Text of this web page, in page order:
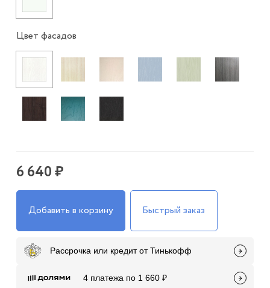
Цвет фасадов
6 640 ₽
Добавить в корзину Быстрый заказ
Рассрочка или кредит от Тинькофф
4 платежа по 1 660 ₽